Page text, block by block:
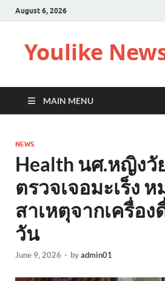
August 6, 2026
Youlike
MAIN MENU
NEWS
Health นศ.หญิงวั
ตรวจเจอมะเร็ง ห
สาเหตุจากเครื่อ
วัน
June 9, 2026 - byadmin01